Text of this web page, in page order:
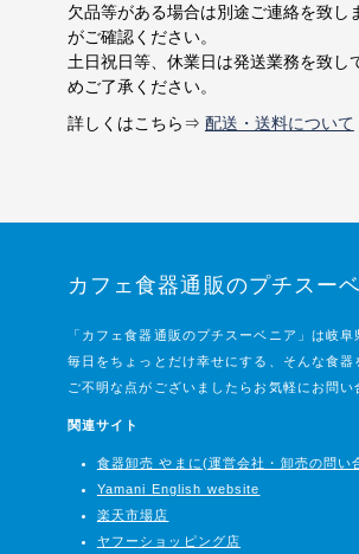
欠品等がある場合は別途ご連絡を致し
がご確認ください。
土日祝日等、休業日は発送業務を致し
めご了承ください。
詳しくはこちら⇒ 配送・送料について
カフェ食器通販のプチスー
「カフェ食器通販のプチスーベニア」は岐
毎日をちょっとだけ幸せにする、そんな食
ご不明な点がございましたらお気軽にお問い
関連サイト
食器卸売 やまに(運営会社・卸売の問い
Yamani English website
楽天市場店
ヤフーショッピング店